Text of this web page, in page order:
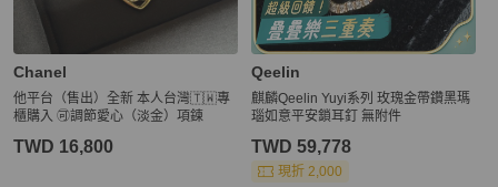
Chanel
他平台（售出）全新 本人台灣🇹🇼專
櫃購入 🉑調節愛心（淡金）項鍊
TWD 16,800
Qeelin
麒麟Qeelin Yuyi系列 玫瑰金帶鑽黑瑪
瑙如意平安鎖耳釘 無附件
TWD 59,778
現折 2,000